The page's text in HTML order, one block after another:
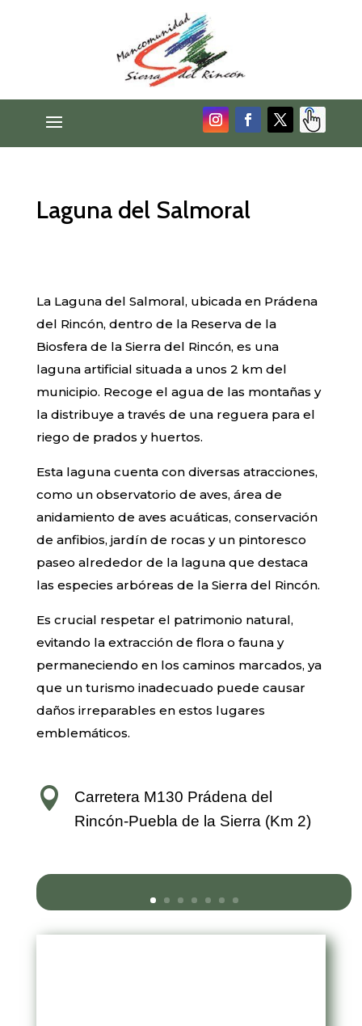
Laguna del Salmoral
La Laguna del Salmoral, ubicada en Prádena
del Rincón, dentro de la Reserva de la
Biosfera de la Sierra del Rincón, es una
laguna artificial situada a unos 2 km del
municipio. Recoge el agua de las montañas y
la distribuye a través de una reguera para el
riego de prados y huertos.
Esta laguna cuenta con diversas atracciones,
como un observatorio de aves, área de
anidamiento de aves acuáticas, conservación
de anfibios, jardín de rocas y un pintoresco
paseo alrededor de la laguna que destaca
las especies arbóreas de la Sierra del Rincón.
Es crucial respetar el patrimonio natural,
evitando la extracción de flora o fauna y
permaneciendo en los caminos marcados, ya
que un turismo inadecuado puede causar
daños irreparables en estos lugares
emblemáticos.

Carretera M130 Prádena del
Rincón-Puebla de la Sierra (Km 2)